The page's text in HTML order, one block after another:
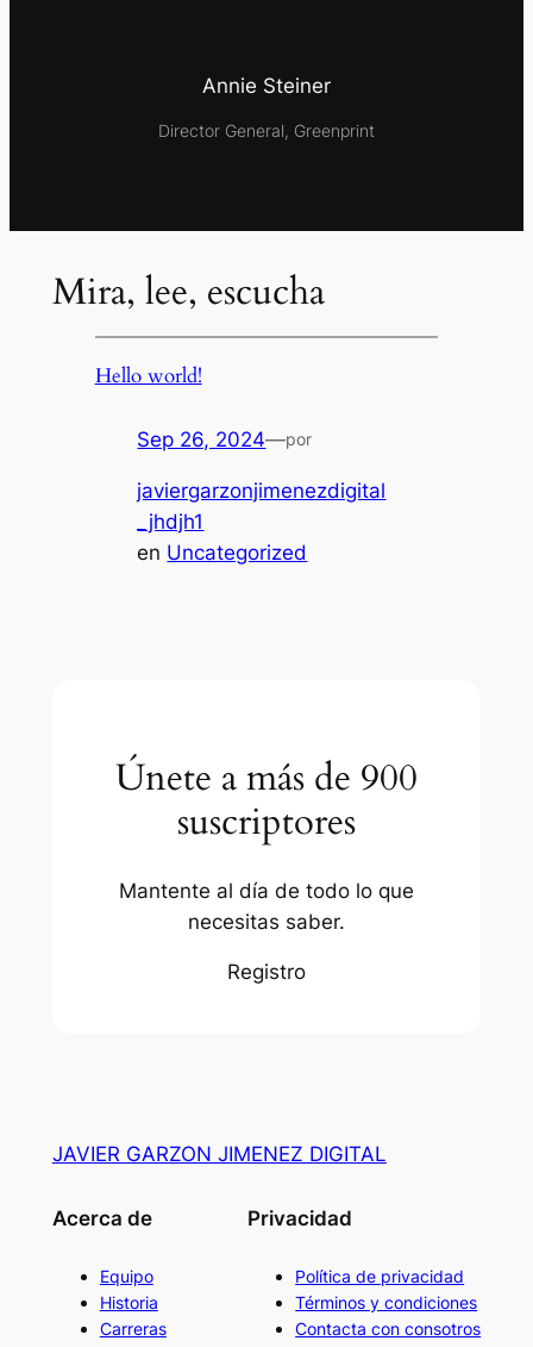
Annie Steiner
Director General, Greenprint
Mira, lee, escucha
Hello world!
Sep 26, 2024—por
javiergarzonjimenezdigital
_jhdjh1
en Uncategorized
Únete a más de 900
suscriptores
Mantente al día de todo lo que
necesitas saber.
Registro
JAVIER GARZON JIMENEZ DIGITAL
Acerca de
Equipo
Historia
Carreras
Privacidad
Política de privacidad
Términos y condiciones
Contacta con consotros